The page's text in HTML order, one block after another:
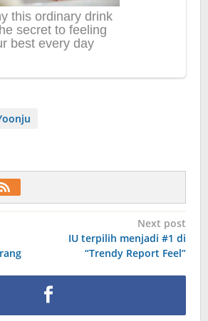
Next post
IU terpilih menjadi #1 di
“Trendy Report Feel”